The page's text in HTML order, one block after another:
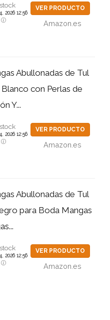
2026 12:56
VER PRODUCTO
Amazon.es
Abullonadas de Tul
con Perlas de
Y...
2026 12:56
VER PRODUCTO
Amazon.es
Abullonadas de Tul
para Boda Mangas
2026 12:56
VER PRODUCTO
Amazon.es